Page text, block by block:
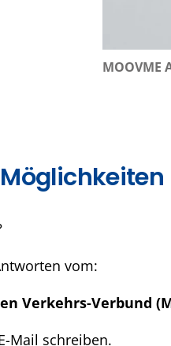
MOOVME
vom:
Verkehrs-Verbund
Mail schreiben.